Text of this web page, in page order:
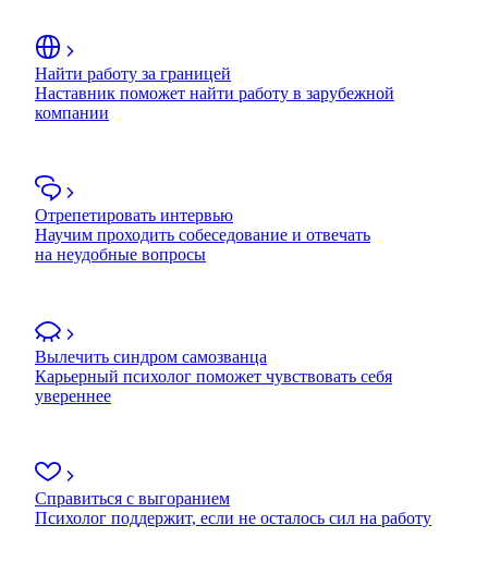
Найти работу за границей
Наставник поможет найти работу в зарубежной
компании
Отрепетировать интервью
Научим проходить собеседование и отвечать
на неудобные вопросы
Вылечить синдром самозванца
Карьерный психолог поможет чувствовать себя
увереннее
Справиться с выгоранием
Психолог поддержит, если не осталось сил на работу